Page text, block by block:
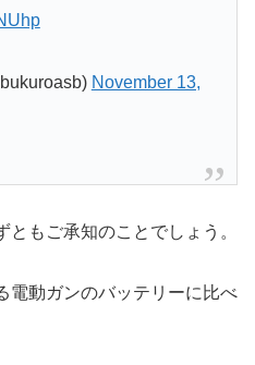
November 13,
もご承知のことでしょう。
電動ガンのバッテリーに比べ